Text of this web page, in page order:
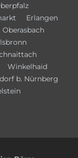
Erlangen
Oberasbach
Winkelhaid
b. Nürnberg